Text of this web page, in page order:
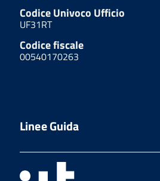
Codice Univoco Ufficio
UF31RT
Codice fiscale
00540170263
Linee Guida